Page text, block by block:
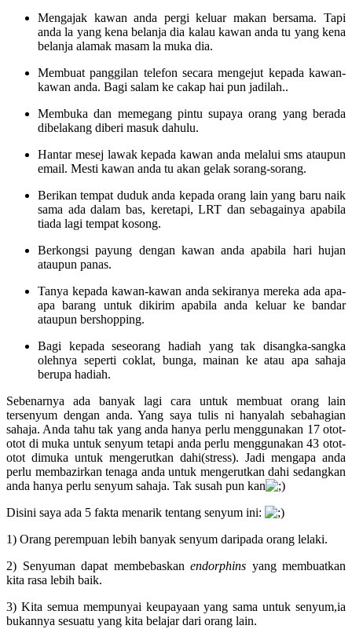
Mengajak kawan anda pergi keluar makan bersama. Tapi
anda la yang kena belanja dia kalau kawan anda tu yang kena
belanja alamak masam la muka dia.
Membuat panggilan telefon secara mengejut kepada kawan-
kawan anda. Bagi salam ke cakap hai pun jadilah..
Membuka dan memegang pintu supaya orang yang berada
dibelakang diberi masuk dahulu.
Hantar mesej lawak kepada kawan anda melalui sms ataupun
email. Mesti kawan anda tu akan gelak sorang-sorang.
Berikan tempat duduk anda kepada orang lain yang baru naik
sama ada dalam bas, keretapi, LRT dan sebagainya apabila
tiada lagi tempat kosong.
Berkongsi payung dengan kawan anda apabila hari hujan
ataupun panas.
Tanya kepada kawan-kawan anda sekiranya mereka ada apa-
apa barang untuk dikirim apabila anda keluar ke bandar
ataupun bershopping.
Bagi kepada seseorang hadiah yang tak disangka-sangka
olehnya seperti coklat, bunga, mainan ke atau apa sahaja
berupa hadiah.
Sebenarnya ada banyak lagi cara untuk membuat orang lain
tersenyum dengan anda. Yang saya tulis ni hanyalah sebahagian
sahaja. Anda tahu tak yang anda hanya perlu menggunakan 17 otot-
otot di muka untuk senyum tetapi anda perlu menggunakan 43 otot-
otot dimuka untuk mengerutkan dahi(stress). Jadi mengapa anda
perlu membazirkan tenaga anda untuk mengerutkan dahi sedangkan
anda hanya perlu senyum sahaja. Tak susah pun kan
Disini saya ada 5 fakta menarik tentang senyum ini:
1) Orang perempuan lebih banyak senyum daripada orang lelaki.
2) Senyuman dapat membebaskan endorphins yang membuatkan
kita rasa lebih baik.
3) Kita semua mempunyai keupayaan yang sama untuk senyum,ia
bukannya sesuatu yang kita belajar dari orang lain.